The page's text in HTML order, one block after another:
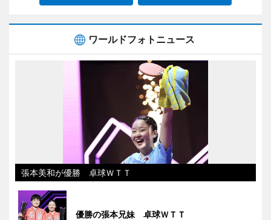
ワールドフォトニュース
張本美和が優勝 卓球ＷＴＴ
優勝の張本兄妹 卓球ＷＴＴ